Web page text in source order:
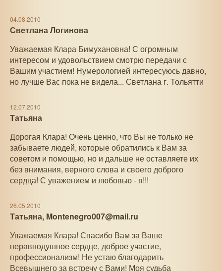
04.08.2010
Светлана Логинова
Уважаемая Клара Бимухановна! С огромным
интересом и удовольствием смотрю передачи с
Вашим участием! Нумерологией интересуюсь давно,
но лучше Вас пока не видела... Светлана г. Тольятти
12.07.2010
Татьяна
Дорогая Клара! Очень ценно, что Вы не только не
забываете людей, которые обратились к Вам за
советом и помощью, но и дальше не оставляете их
без внимания, верного слова и своего доброго
сердца! С уважением и любовью - я!!!
26.05.2010
Татьяна, Montenegro007@mail.ru
Уважаемая Клара! Спасибо Вам за Ваше
неравнодушное сердце, доброе участие,
профессионализм! Не устаю благодарить
Всевышнего за встречу с Вами! Моя судьба